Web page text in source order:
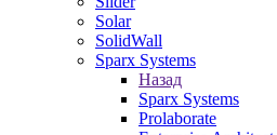
Solar
SolidWall
Sparx Systems
Назад
Sparx Systems
Prolaborate